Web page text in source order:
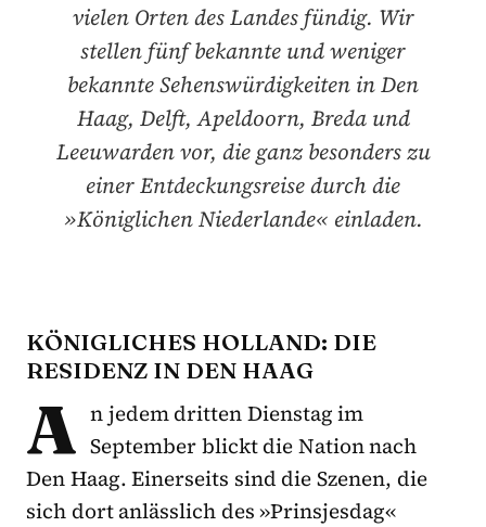
vielen Orten des Landes fündig. Wir
stellen fünf bekannte und weniger
bekannte Sehenswürdigkeiten in Den
Haag, Delft, Apeldoorn, Breda und
Leeuwarden vor, die ganz besonders zu
einer Entdeckungsreise durch die
»Königlichen Niederlande« einladen.
KÖNIGLICHES HOLLAND: DIE
RESIDENZ IN DEN HAAG
A n jedem dritten Dienstag im
September blickt die Nation nach
Den Haag. Einerseits sind die Szenen, die
sich dort anlässlich des »Prinsjesdag«